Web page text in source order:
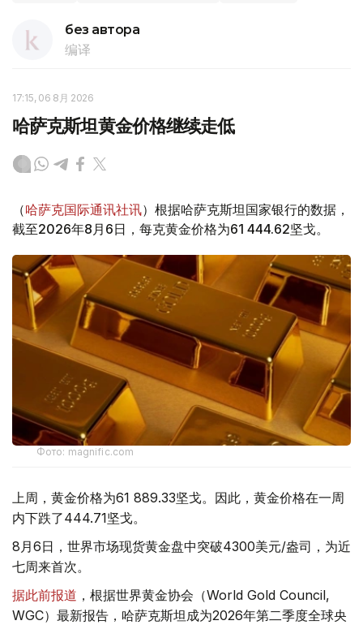
без автора
编译
17:15, 06 8月 2026
哈萨克斯坦黄金价格继续走低
（哈萨克国际通讯社讯）根据哈萨克斯坦国家银行的数据，
截至2026年8月6日，每克黄金价格为61 444.62坚戈。
Фото: magnific.com
上周，黄金价格为61 889.33坚戈。因此，黄金价格在一周
内下跌了444.71坚戈。
8月6日，世界市场现货黄金盘中突破4300美元/盎司，为近
七周来首次。
据此前报道 ，根据世界黄金协会（World Gold Council,
WGC）最新报告，哈萨克斯坦成为2026年第二季度全球央